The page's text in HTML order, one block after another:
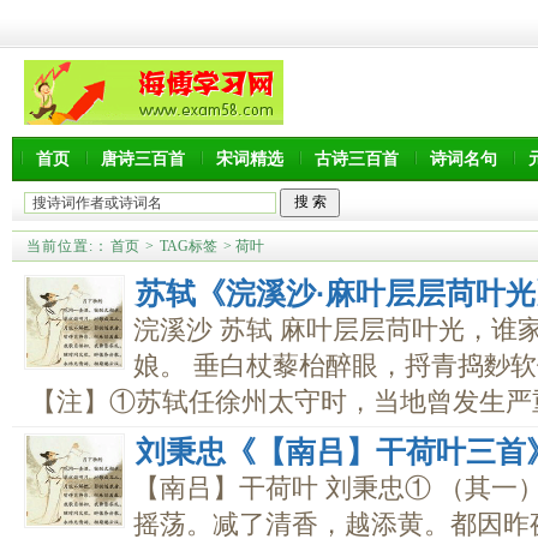
首页 唐诗三百首 宋词精选 古诗三百首 诗词名句
当前位置: ： 首页 > TAG标签 > 荷叶
苏轼《浣溪沙·麻叶层层苘叶
浣溪沙 苏轼 麻叶层层苘叶光，谁
娘。 垂白杖藜枱醉眼，捋青捣麨
【注】①苏轼任徐州太守时，当地曾发生严
刘秉忠《【南吕】干荷叶三首
【南吕】干荷叶 刘秉忠① （其一
摇荡。减了清香，越添黄。都因